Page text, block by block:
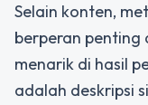
Selain konten,
berperan penting
menarik di hasil
adalah deskripsi